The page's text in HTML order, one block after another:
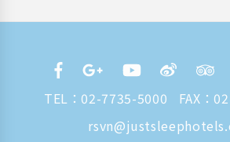
TEL： 02-7735-5000
FAX：